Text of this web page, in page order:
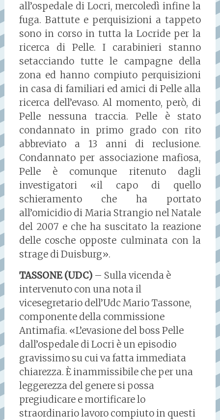
all’ospedale di Locri, mercoledì infine la
fuga. Battute e perquisizioni a tappeto
sono in corso in tutta la Locride per la
ricerca di Pelle. I carabinieri stanno
setacciando tutte le campagne della
zona ed hanno compiuto perquisizioni
in casa di familiari ed amici di Pelle alla
ricerca dell’evaso. Al momento, però, di
Pelle nessuna traccia. Pelle è stato
condannato in primo grado con rito
abbreviato a 13 anni di reclusione.
Condannato per associazione mafiosa,
Pelle è comunque ritenuto dagli
investigatori «il capo di quello
schieramento che ha portato
all’omicidio di Maria Strangio nel Natale
del 2007 e che ha suscitato la reazione
delle cosche opposte culminata con la
strage di Duisburg».
TASSONE (UDC)– Sulla vicenda è
intervenuto con una nota il
vicesegretario dell’Udc Mario Tassone,
componente della commissione
Antimafia. «L’evasione del boss Pelle
dall’ospedale di Locri è un episodio
gravissimo su cui va fatta immediata
chiarezza. È inammissibile che per una
leggerezza del genere si possa
pregiudicare e mortificare lo
straordinario lavoro compiuto in questi